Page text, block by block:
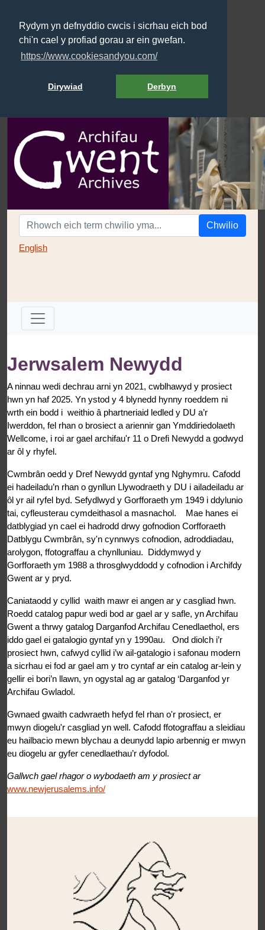
Rydym yn defnyddio cwcis i sicrhau eich bod
chi'n cael y profiad gorau ar ein gwefan.
https://www.cookiesandyou.com/
Dirywiad Derbyn
Chwilio
English
Jerwsalem Newydd
A ninnau wedi dechrau arni yn 2021, cwblhawyd y prosiect
hwn yn haf 2025. Yn ystod y 4 blynedd hynny roeddem ni
wrth ein bodd i weithio â phartneriaid ledled y DU a’r
Iwerddon, fel rhan o brosiect a ariennir gan Ymddiriedolaeth
Wellcome, i roi ar gael archifau'r 11 o Drefi Newydd a godwyd
ar ôl y rhyfel.
Cwmbrân oedd y Dref Newydd gyntaf yng Nghymru. Cafodd
ei hadeiladu’n rhan o gynllun Llywodraeth y DU i ailadeiladu ar
ôl yr ail ryfel byd. Sefydlwyd y Gorfforaeth ym 1949 i ddylunio
tai, cyfleusterau cymdeithasol a masnachol. Mae hanes ei
datblygiad yn cael ei hadrodd drwy gofnodion Corfforaeth
Datblygu Cwmbrân, sy'n cynnwys cofnodion, adroddiadau,
arolygon, ffotograffau a chynlluniau. Diddymwyd y
Gorfforaeth ym 1988 a throsglwyddodd y cofnodion i Archifdy
Gwent ar y pryd.
Caniataodd y cyllid waith mawr ei angen ar y casgliad hwn.
Roedd catalog papur wedi bod ar gael ar y safle, yn Archifau
Gwent a thrwy gatalog Darganfod Archifau Cenedlaethol, ers
iddo gael ei gatalogio gyntaf yn y 1990au. Ond diolch i’r
prosiect hwn, cafwyd cyllid i’w ail-gatalogio i safonau modern
a sicrhau ei fod ar gael am y tro cyntaf ar ein catalog ar-lein y
gellir ei bori’n llawn, yn ogystal ag ar gatalog ‘Darganfod yr
Archifau Gwladol.
Gwnaed gwaith cadwraeth hefyd fel rhan o'r prosiect, er
mwyn diogelu'r casgliad yn well. Cafodd ffotograffau a sleidiau
eu hailbacio mewn blychau a deunydd lapio arbennig er mwyn
eu diogelu ar gyfer cenedlaethau’r dyfodol.
Gallwch gael rhagor o wybodaeth am y prosiect ar
www.newjerusalems.info/